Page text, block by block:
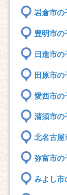
岩倉市の
豊明市の
日進市
田原市
愛西市の
清須市の
北名古屋
弥富市の
みよし市